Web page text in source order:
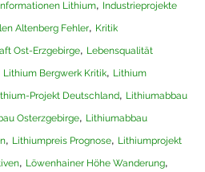
Lithium, Industrieprojekte
Altenberg Fehler, Kritik
Ost-Erzgebirge, Lebensqualität
Lithium Bergwerk Kritik, Lithium
Projekt Deutschland, Lithiumabbau
Osterzgebirge, Lithiumabbau
, Lithiumpreis Prognose, Lithiumprojekt
, Löwenhainer Höhe Wanderung,